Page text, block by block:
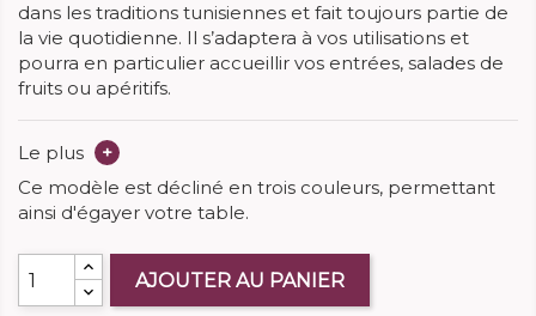
dans les traditions tunisiennes et fait toujours partie de
la vie quotidienne. Il s’adaptera à vos utilisations et
pourra en particulier accueillir vos entrées, salades de
fruits ou apéritifs.
Le plus
+
Ce modèle est décliné en trois couleurs, permettant
ainsi d'égayer votre table.
AJOUTER AU PANIER